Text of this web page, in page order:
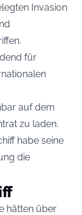
Invasion
für
auf dem
zu laden.
habe seine
die
hätten über